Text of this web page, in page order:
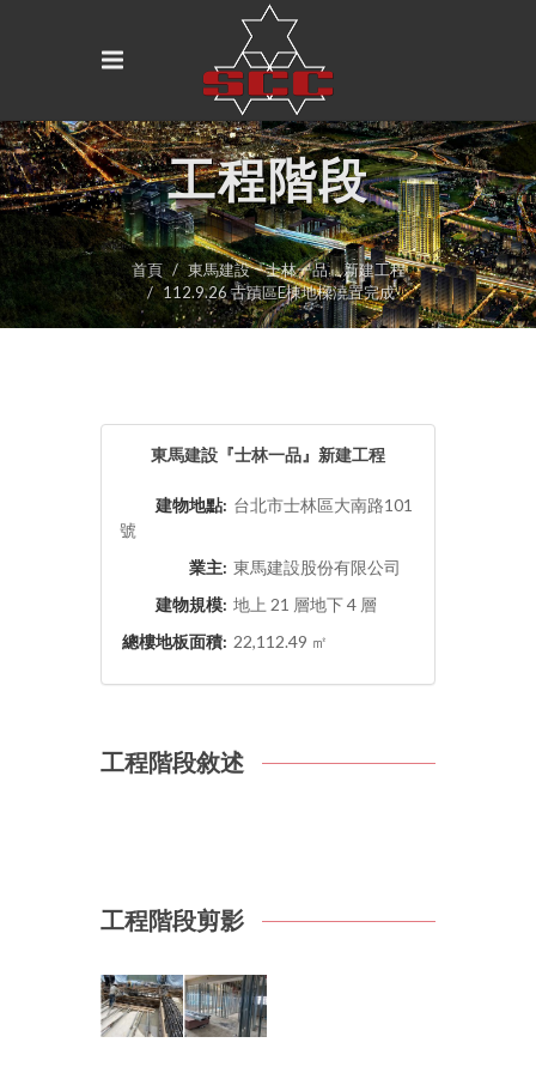
工程階段
首頁
東馬建設『士林一品』新建工程
112.9.26 古蹟區E棟地樑澆置完成
東馬建設『士林一品』新建工程
建物地點: 台北市士林區大南路101
號
業主: 東馬建設股份有限公司
建物規模: 地上 21 層地下 4 層
總樓地板面積: 22,112.49 ㎡
工程階段敘述
工程階段剪影